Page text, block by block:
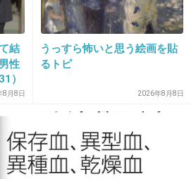
たのに
読めば完全に性暴行の域だしな
ハラやってた
識などその程度ってことだね
+43
結
性
）
語
8月8日
うっすら怖いと思う絵画を貼
るトピ
2026年8月8日